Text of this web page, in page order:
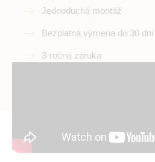
Jednoduchá montáž
Bezplatná výmena do 30 dní
3-ročná záruka